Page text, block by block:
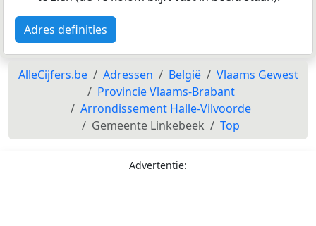
Adres definities
AlleCijfers.be Adressen België
Vlaams Gewest
Provincie Vlaams-Brabant
Arrondissement Halle-Vilvoorde
Gemeente Linkebeek
Top
Advertentie: